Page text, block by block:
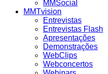
MMSocial
MMTvision
Entrevistas
Entrevistas Flash
Apresentações
Demonstrações
WebClips
Webconcertos